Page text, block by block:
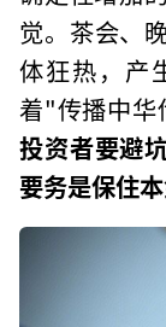
觉。茶会、
体狂热，产
着"传播中华
投资者要避
要务是保住